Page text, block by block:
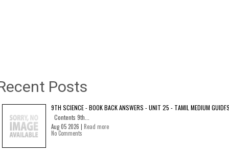
Posts
9TH SCIENCE - BOOK BACK ANSWERS - UNIT 25 - TAMIL MEDIUM
Contents 9th...
Aug 05 2026 | Read more
No Comments